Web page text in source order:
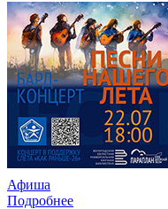
Афиша
Подробнее